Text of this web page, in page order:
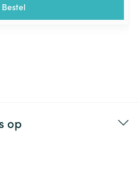
Bestel
op